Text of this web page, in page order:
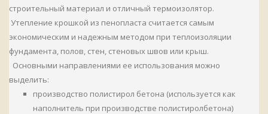
строительный материал и отличный термоизолятор.
Утепление крошкой из пенопласта считается самым
экономическим и надежным методом при теплоизоляции
фундамента, полов, стен, стеновых швов или крыш.
Основными направлениями ее использования можно
выделить:
производство полистирол бетона (используется как
наполнитель при производстве полистиролбетона)